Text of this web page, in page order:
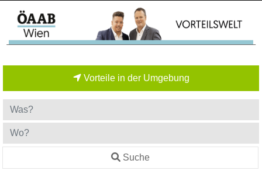
Vorteile in der Umgebung
Suche